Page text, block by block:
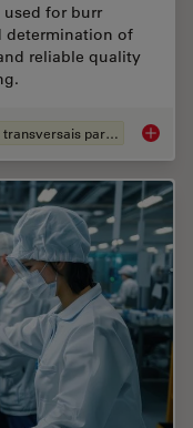
used for burr
determination of
reliable quality
Análise de cortes transversais para componentes eletrônicos Burr